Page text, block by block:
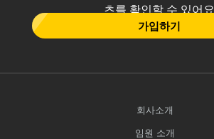
츠를 확인할 수 있어요
가입하기
회사소개
임원 소개